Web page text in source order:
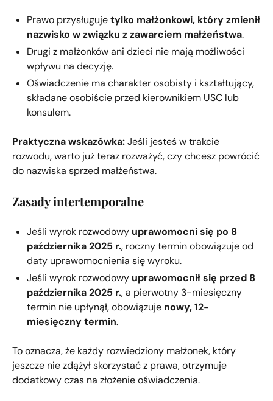
Prawo przysługujetylko małżonkowi, który zmienił
nazwisko w związku z zawarciem małżeństwa.
Drugi z małżonków ani dzieci nie mają możliwości
wpływu na decyzję.
Oświadczenie ma charakter osobisty i kształtujący,
składane osobiście przed kierownikiem USC lub
konsulem.
Praktyczna wskazówka:Jeśli jesteś w trakcie
rozwodu, warto już teraz rozważyć, czy chcesz powrócić
do nazwiska sprzed małżeństwa.
Zasady intertemporalne
Jeśli wyrok rozwodowy uprawomocni się po 8
października 2025 r., roczny termin obowiązuje od
daty uprawomocnienia się wyroku.
Jeśli wyrok rozwodowy uprawomocnił się przed 8
października 2025 r., a pierwotny 3-miesięczny
termin nie upłynął, obowiązuje nowy, 12-
miesięczny termin.
To oznacza, że każdy rozwiedziony małżonek, który
jeszcze nie zdążył skorzystać z prawa, otrzymuje
dodatkowy czas na złożenie oświadczenia.